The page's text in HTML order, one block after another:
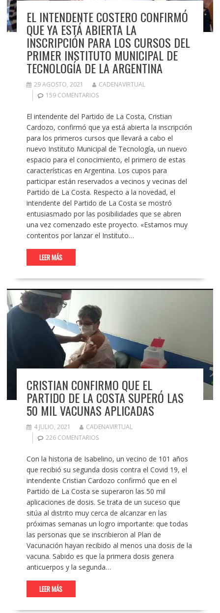
EL INTENDENTE COSTERO CONFIRMÓ
QUE YA ESTÁ ABIERTA LA
INSCRIPCIÓN PARA LOS CURSOS DEL
PRIMER INSTITUTO MUNICIPAL DE
TECNOLOGÍA DE LA ARGENTINA
29 AGOSTO, 2021
CADENAVIRTUAL
159 COMENTARIOS
El intendente del Partido de La Costa, Cristian
Cardozo, confirmó que ya está abierta la inscripción
para los primeros cursos que llevará a cabo el
nuevo Instituto Municipal de Tecnología, un nuevo
espacio para el conocimiento, el primero de estas
características en Argentina. Los cupos para
participar están reservados a vecinos y vecinas del
Partido de La Costa. Respecto a la novedad, el
intendente del Partido de La Costa se mostró
entusiasmado por las posibilidades que se abren
una vez comenzado este proyecto. «Estamos muy
contentos por lanzar el Instituto…
LEER MÁS
CRISTIAN CONFIRMO QUE EL
PARTIDO DE LA COSTA SUPERÓ LAS
50 MIL VACUNAS APLICADAS
4 JULIO, 2021
CADENAVIRTUAL
226 COMENTARIOS
Con la historia de Isabelino, un vecino de 101 años
que recibió su segunda dosis contra el Covid 19, el
intendente Cristian Cardozo confirmó que en el
Partido de La Costa se superaron las 50 mil
aplicaciones de dosis. Se trata de un suceso que
sitúa al distrito muy cerca de alcanzar en las
próximas semanas un logro importante: que todas
las personas que se inscribieron al Plan de
Vacunación hayan recibido al menos una dosis de la
vacuna. Sabido es que la primera dosis genera
anticuerpos y la segunda…
LEER MÁS